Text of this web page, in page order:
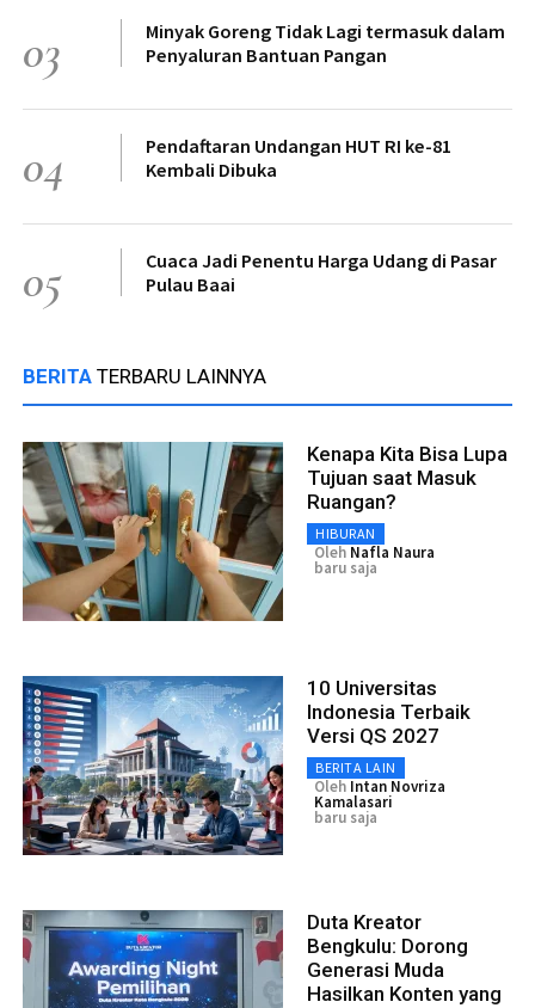
03
Minyak Goreng Tidak Lagi termasuk dalam
Penyaluran Bantuan Pangan
04
Pendaftaran Undangan HUT RI ke-81
Kembali Dibuka
05
Cuaca Jadi Penentu Harga Udang di Pasar
Pulau Baai
BERITA TERBARU LAINNYA
Kenapa Kita Bisa Lupa
Tujuan saat Masuk
Ruangan?
HIBURAN
Oleh Nafla Naura
baru saja
10 Universitas
Indonesia Terbaik
Versi QS 2027
BERITA LAIN
Oleh Intan Novriza
Kamalasari
baru saja
Duta Kreator
Bengkulu: Dorong
Generasi Muda
Hasilkan Konten yang